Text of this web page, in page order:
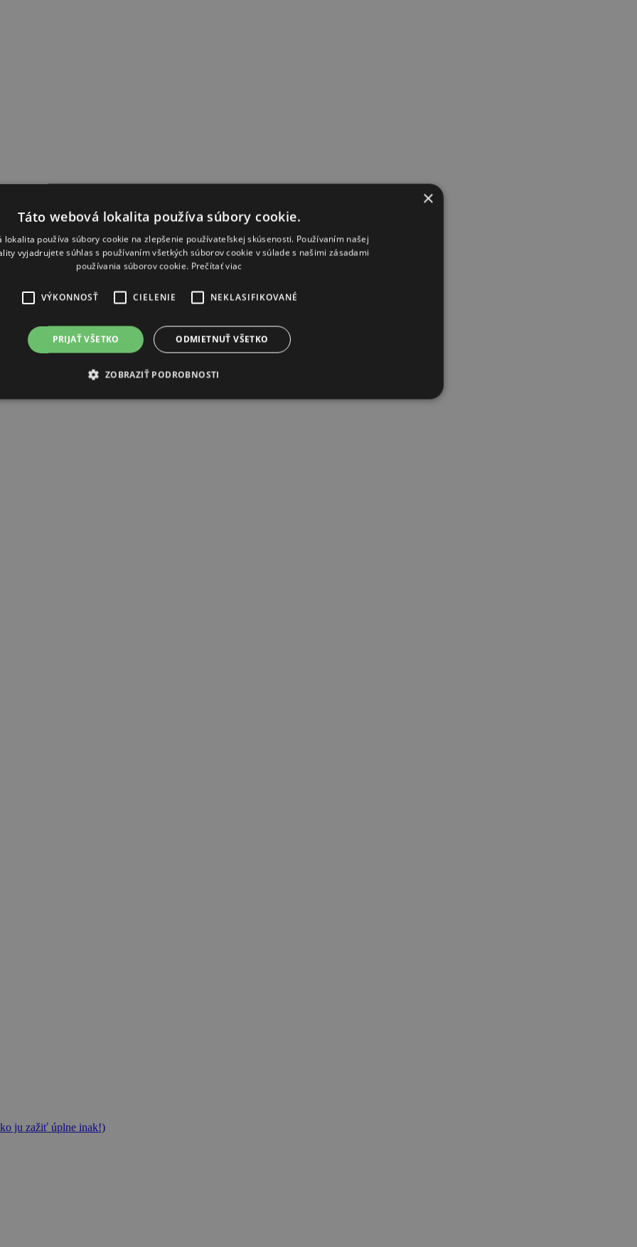
ju zažiť úplne inak!)
×
Táto webová lokalita používa súbory cookie.
lokalita používa súbory cookie na zlepšenie používateľskej skúsenosti. Používaním našej
vyjadrujete súhlas s používaním všetkých súborov cookie v súlade s našimi zásadami
používania súborov cookie. Prečítať viac
VÝKONNOSŤ CIELENIE NEKLASIFIKOVANÉ
PRIJAŤ VŠETKO ODMIETNUŤ VŠETKO
ZOBRAZIŤ PODROBNOSTI